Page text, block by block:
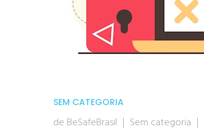
SEM CATEGORIA
de BeSafeBrasil Sem categoria